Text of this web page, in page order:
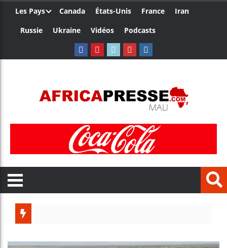
Les Pays Canada États-Unis France
Iran
Russie
Ukraine Vidéos Podcasts